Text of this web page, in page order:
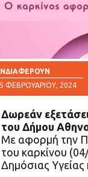
ΦΕΒΡΟΥΑΡΊΟΥ, 2024
Δωρεάν
του Δήμου
Με αφορμή την
του καρκίνου
Δημόσιας